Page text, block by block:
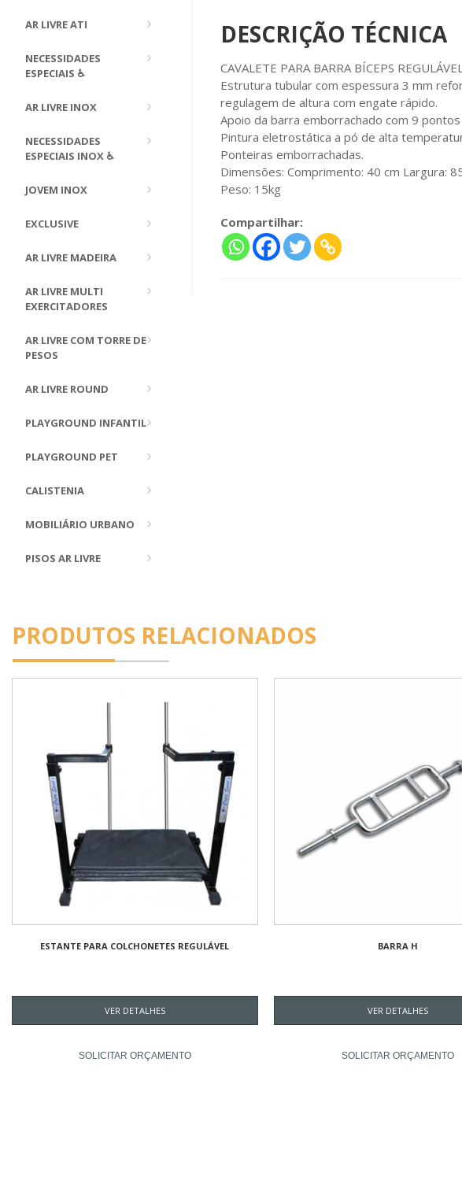
AR LIVRE ATI
NECESSIDADES
ESPECIAIS ♿
AR LIVRE INOX
NECESSIDADES
ESPECIAIS INOX ♿
JOVEM INOX
EXCLUSIVE
AR LIVRE MADEIRA
AR LIVRE MULTI
EXERCITADORES
AR LIVRE COM TORRE DE
PESOS
AR LIVRE ROUND
PLAYGROUND INFANTIL
PLAYGROUND PET
CALISTENIA
MOBILIÁRIO URBANO
PISOS AR LIVRE
DESCRIÇÃO TÉCNICA
CAVALETE PARA BARRA BÍCEPS REGULÁVEL
Estrutura tubular com espessura 3 mm
regulagem de altura com engate rápido.
Apoio da barra emborrachado com 9
Pintura eletrostática a pó de alta
Ponteiras emborrachadas.
Dimensões: Comprimento: 40 cm Largura:
Peso: 15kg
Compartilhar:
PRODUTOS RELACIONADOS
ESTANTE PARA COLCHONETES REGULÁVEL
VER DETALHES
SOLICITAR ORÇAMENTO
BARRA H
VER DETALHES
SOLICITAR ORÇAMENTO